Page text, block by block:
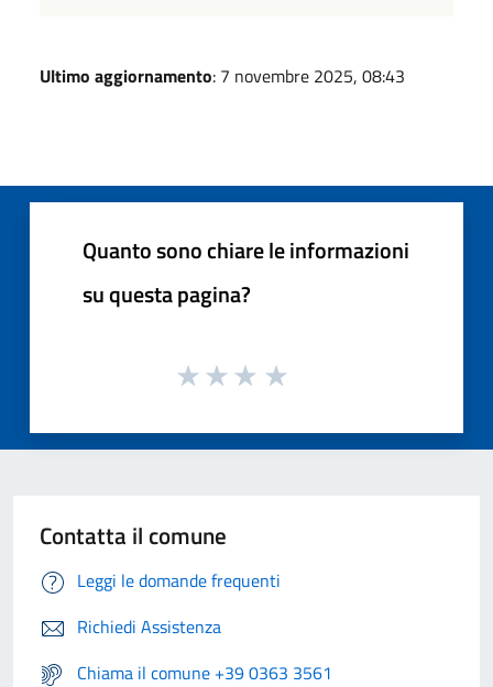
Ultimo aggiornamento: 7 novembre 2025, 08:43
Quanto sono chiare le informazioni
su questa pagina?
Contatta il comune
Leggi le domande frequenti
Richiedi Assistenza
Chiama il comune +39 0363 3561